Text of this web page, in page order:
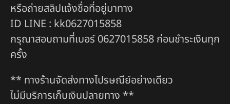
หรือถ่ายสลิปแจ้งชื่อที่อยู่มาทาง
ID LINE : kk0627015858
กรุณาสอบถามที่เบอร์ 0627015858 ก่อนชำระเงินทุก
ครั้ง
** ทางร้านจัดส่งทางไปรษณีย์อย่างเดียว
ไม่มีบริการเก็บเงินปลายทาง **